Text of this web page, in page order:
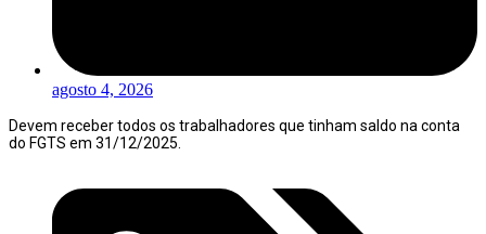
agosto 4, 2026
Devem receber todos os trabalhadores que tinham saldo na conta
do FGTS em 31/12/2025.